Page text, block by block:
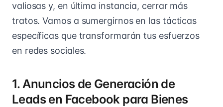
valiosas y, en última instancia, cerrar más
tratos. Vamos a sumergirnos en las tácticas
específicas que transformarán tus esfuerzos
en redes sociales.
1. Anuncios de Generación de
Leads en Facebook para Bienes